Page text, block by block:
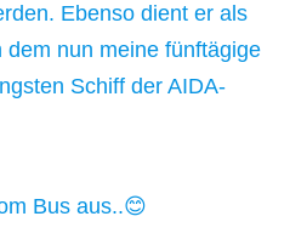
Ebenso dient er als
dem nun meine fünftägige
Schiff der AIDA-
Bus aus..😊